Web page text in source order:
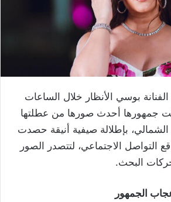
بوسي الأنظار خلال الساعات
جمهورها أحدث صورها من عطلتها
بإطلالة صيفية أنيقة حصدت
التواصل الاجتماعي، لتتصدر الصور
البحث.
الجمهور